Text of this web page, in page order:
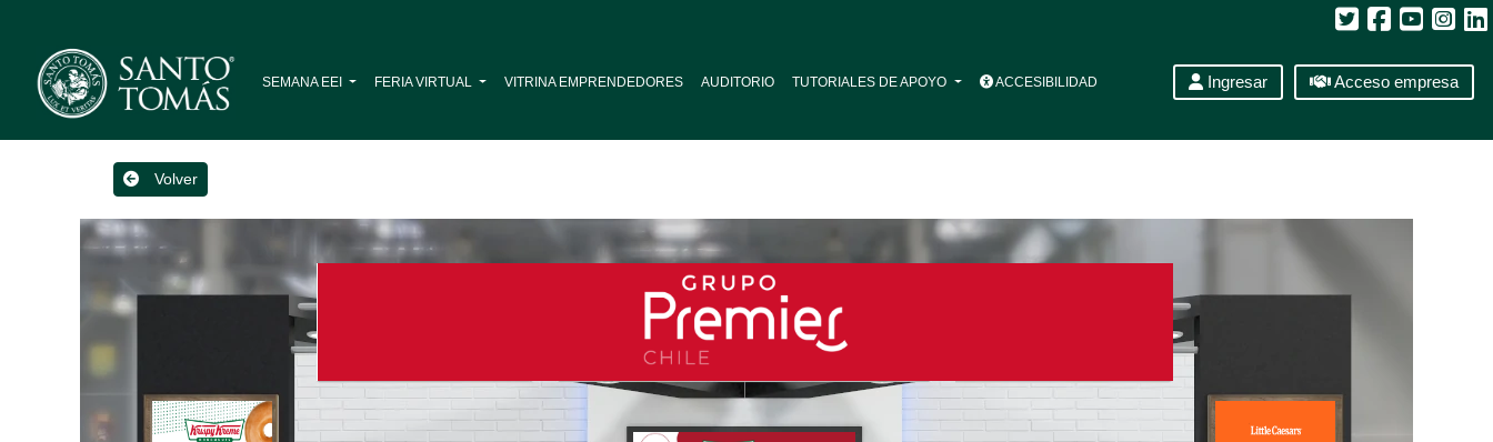
SEMANA EEI FERIA VIRTUAL VITRINA EMPRENDEDORES AUDITORIO TUTORIALES DE APOYO ACCESIBILIDAD Ingresar Acceso empresa
Volver